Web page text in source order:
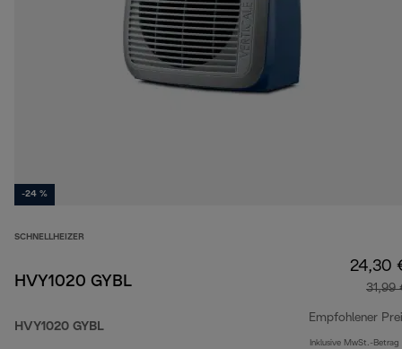
-24 %
SCHNELLHEIZER
HVY1020 GYBL
HVY1020 GYBL
24,30
31,99
Empfohlener
Inklusive MwSt.-Betrag